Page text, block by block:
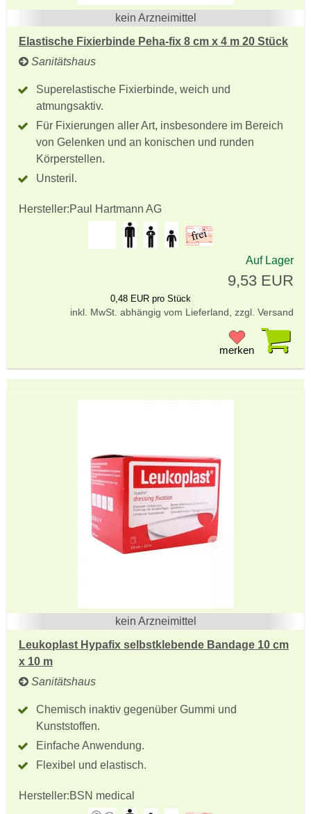
kein Arzneimittel
Elastische Fixierbinde Peha-fix 8 cm x 4 m 20 Stück
Sanitätshaus
Superelastische Fixierbinde, weich und
atmungsaktiv.
Für Fixierungen aller Art, insbesondere im Bereich
von Gelenken und an konischen und runden
Körperstellen.
Unsteril.
Hersteller:Paul Hartmann AG
Auf Lager
9,53 EUR
0,48 EUR pro Stück
inkl. MwSt. abhängig vom Lieferland, zzgl. Versand
merken
kein Arzneimittel
Leukoplast Hypafix selbstklebende Bandage 10 cm
x 10 m
Sanitätshaus
Chemisch inaktiv gegenüber Gummi und
Kunststoffen.
Einfache Anwendung.
Flexibel und elastisch.
Hersteller:BSN medical